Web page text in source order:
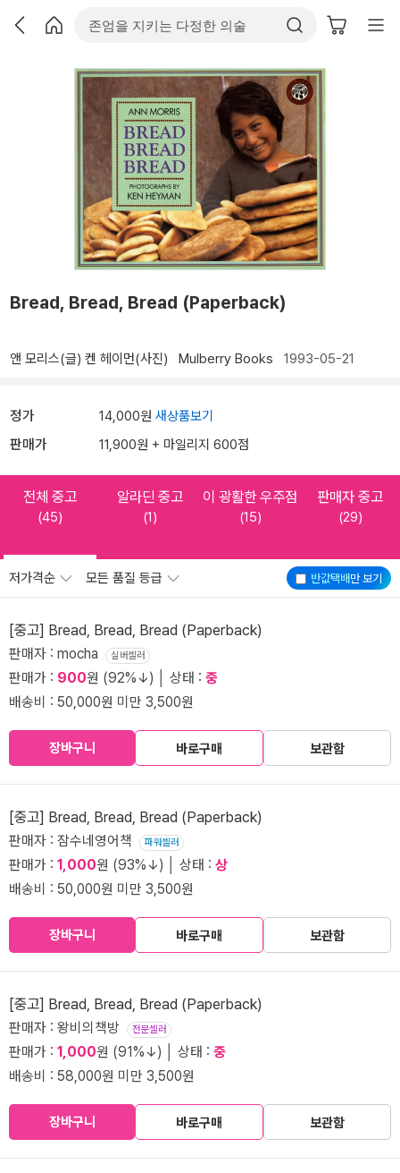
Bread, Bread, Bread (Paperback)
앤 모리스(글) 켄 헤이먼(사진) Mulberry Books 1993-05-21
정가 14,000원 새상품보기
판매가 11,900원 + 마일리지 600점
전체 중고
(45)
알라딘 중고
(1)
이 광활한 우주점
(15)
판매자 중고
(29)
반값택배만 보기
저가격순 모든 품질 등급
[중고] Bread, Bread, Bread (Paperback)
판매자 : mocha 실버셀러
판매가 : 900원 (92%↓) │ 상태 : 중
배송비 : 50,000원 미만 3,500원
장바구니 바로구매 보관함
[중고] Bread, Bread, Bread (Paperback)
판매자 : 잠수네영어책 파워셀러
판매가 : 1,000원 (93%↓) │ 상태 : 상
배송비 : 50,000원 미만 3,500원
장바구니 바로구매 보관함
[중고] Bread, Bread, Bread (Paperback)
판매자 : 왕비의책방 전문셀러
판매가 : 1,000원 (91%↓) │ 상태 : 중
배송비 : 58,000원 미만 3,500원
장바구니 바로구매 보관함